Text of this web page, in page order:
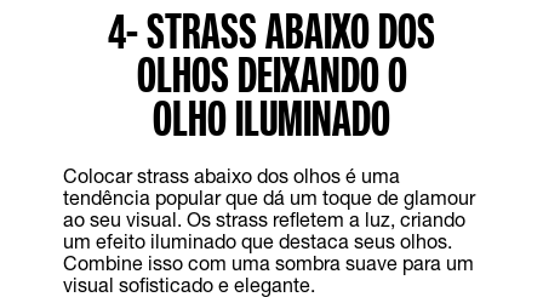
4- STRASS ABAIXO DOS
OLHOS DEIXANDO O
OLHO ILUMINADO
Colocar strass abaixo dos olhos é uma
tendência popular que dá um toque de glamour
ao seu visual. Os strass refletem a luz, criando
um efeito iluminado que destaca seus olhos.
Combine isso com uma sombra suave para um
visual sofisticado e elegante.